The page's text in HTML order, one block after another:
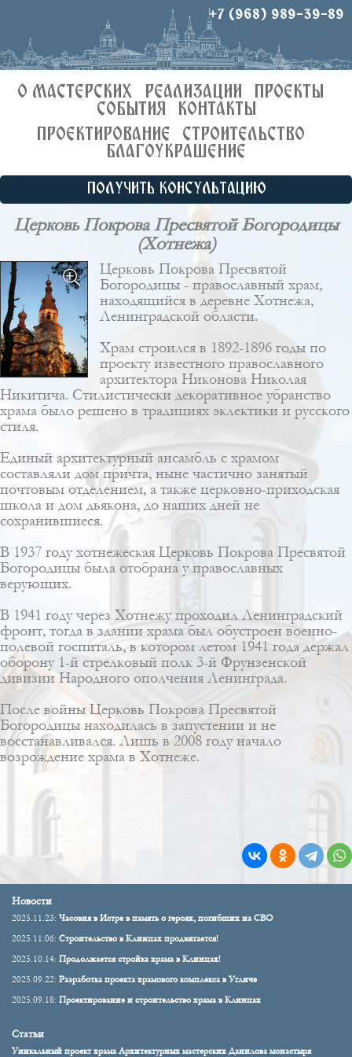
+7 (968) 989-39-89
О МАСТЕРСКИХ РЕАЛИЗАЦИИ
ПРОЕКТЫ
СОБЫТИЯ
КОНТАКТЫ
ПРОЕКТИРОВАНИЕ
СТРОИТЕЛЬСТВО
БЛАГОУКРАШЕНИЕ
ПОЛУЧИТЬ КОНСУЛЬТАЦИЮ
Церковь Покрова Пресвятой Богородицы
(Хотнежа)
Церковь Покрова Пресвятой
Богородицы - православный храм,
находящийся в деревне Хотнежа,
Ленинградской области.
Храм строился в 1892-1896 годы по
проекту известного православного
архитектора Никонова Николая
Никитича. Стилистически декоративное убранство
храма было решено в традициях эклектики и русского
стиля.
Единый архитектурный ансамбль с храмом
составляли дом причта, ныне частично занятый
почтовым отделением, а также церковно-приходская
школа и дом дьякона, до наших дней не
сохранившиеся.
В 1937 году хотнежеская Церковь Покрова Пресвятой
Богородицы была отобрана у православных
верующих.
В 1941 году через Хотнежу проходил Ленинградский
фронт, тогда в здании храма был обустроен военно-
полевой госпиталь, в котором летом 1941 года держал
оборону 1-й стрелковый полк 3-й Фрунзенской
дивизии Народного ополчения Ленинграда.
После войны Церковь Покрова Пресвятой
Богородицы находилась в запустении и не
восстанавливался. Лишь в 2008 году начало
возрождение храма в Хотнеже.
Новости
2025.11.23: Часовня в Истре в память о героях, погибших на СВО
2025.11.06: Строительство в Клинцах продвигается!
2025.10.14: Продолжается стройка храма в Клинцах!
2025.09.22: Разработка проекта храмового комплекса в Угличе
2025.09.18: Проектирование и строительство храма в Клинцах
Статьи
Уникальный проект храма Архитектурных мастерских Данилова монастыря